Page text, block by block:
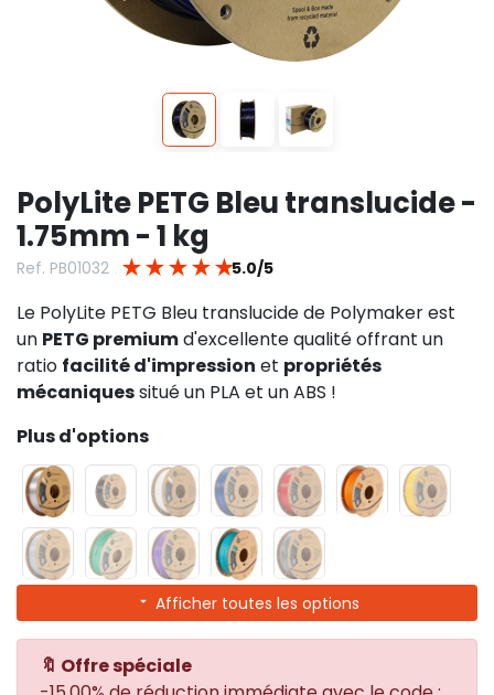
PolyLite PETG Bleu translucide -
1.75mm - 1 kg
Ref. PB01032 ★ ★ ★ ★ ★5.0/5
Le PolyLite PETG Bleu translucide de Polymaker est
un PETG premiumd'excellente qualité offrant un
ratio facilité d'impression et propriétés
mécaniquessitué un PLA et un ABS !
Plus d'options
Afficher toutes les options
🔖 Offre spéciale